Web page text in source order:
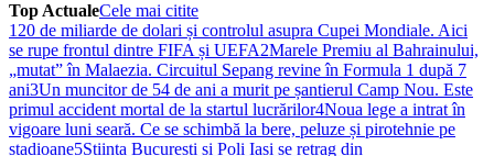
Top ActualeCele mai citite
120 de miliarde de dolari și controlul asupra Cupei Mondiale. Aici
se rupe frontul dintre FIFA și UEFA2Marele Premiu al Bahrainului,
„mutat” în Malaezia. Circuitul Sepang revine în Formula 1 după 7
ani3Un muncitor de 54 de ani a murit pe șantierul Camp Nou. Este
primul accident mortal de la startul lucrărilor4Noua lege a intrat în
vigoare luni seară. Ce se schimbă la bere, peluze și pirotehnie pe
stadioane5Știința București și Poli Iași se retrag din